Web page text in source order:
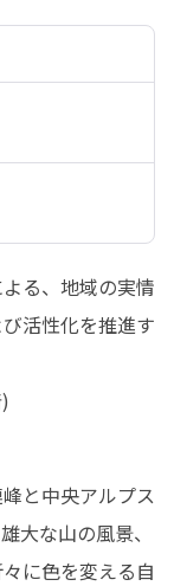
る、地域の実情
活性化を推進す
と中央アルプス
大な山の風景、
に色を変える自